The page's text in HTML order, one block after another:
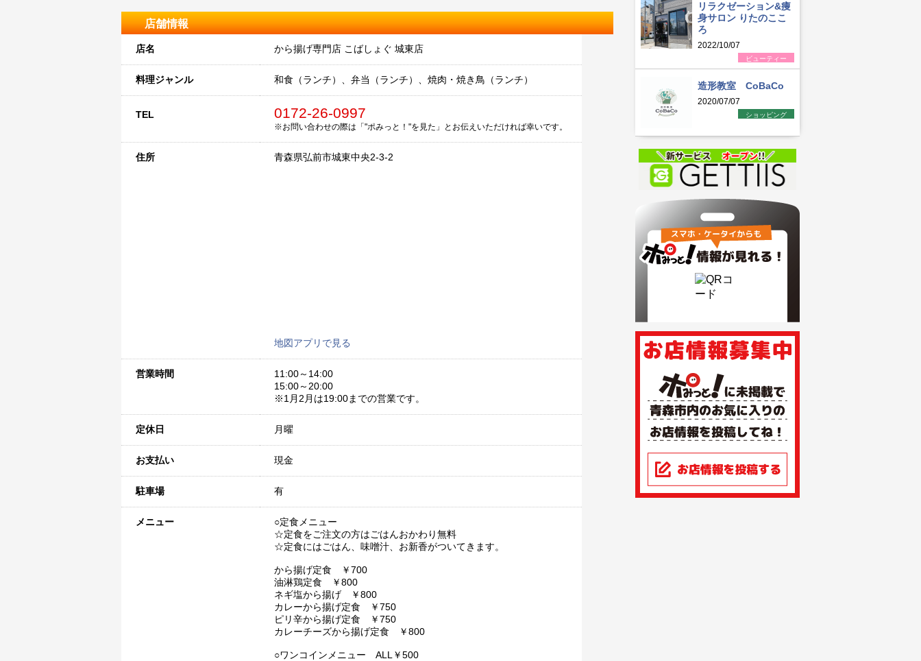
店舗情報
店名 から揚げ専門店 こばしょぐ 城東店
料理ジャンル 和食（ランチ）、弁当（ランチ）、焼肉・焼き鳥（ランチ）
TEL 0172-26-0997
※お問い合わせの際は「"ポみっと！"を見た」とお伝えいただければ幸いです。
住所 青森県弘前市城東中央2-3-2
地図アプリで見る
営業時間
11:00～14:00
15:00～20:00
※1月2月は19:00までの営業です。
定休日 月曜
お支払い 現金
駐車場 有
メニュー
○定食メニュー
☆定食をご注文の方はごはんおかわり無料
☆定食にはごはん、味噌汁、お新香がついてきます。
から揚げ定食 ￥700
油淋鶏定食 ￥800
ネギ塩から揚げ ￥800
カレーから揚げ定食 ￥750
ピリ辛から揚げ定食 ￥750
カレーチーズから揚げ定食 ￥800
○ワンコインメニュー ALL￥500
リラクゼーション&痩
身サロン りたのここ
ろ
2022/10/07
ビューティー
造形教室 CoBaCo
2020/07/07
ショッピング